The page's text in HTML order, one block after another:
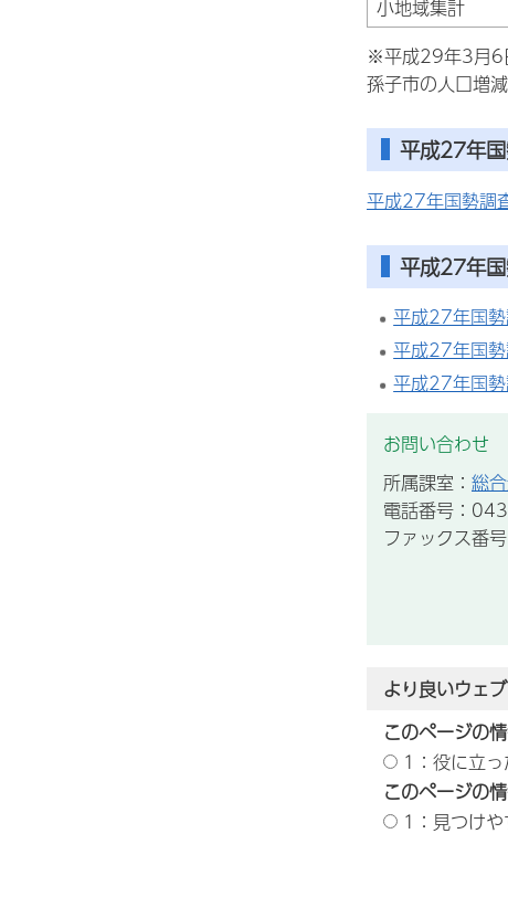
小地域集計
※平成29年3月6
孫子市の人口増
平成27年
平成27年国勢調
平成27年
平成27年国
平成27年国
平成27年国勢
お問い合わせ
所属課室： 総
電話番号：
ファックス番
より良いウェ
このページの
1：役に立っ
このページの
1：見つけ